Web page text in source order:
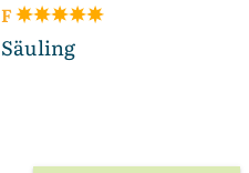
F
Säuling